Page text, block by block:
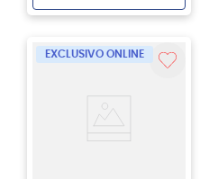
EXCLUSIVO ONLINE